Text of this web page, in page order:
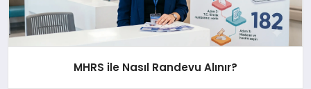
MHRS ile Nasıl Randevu Alınır?